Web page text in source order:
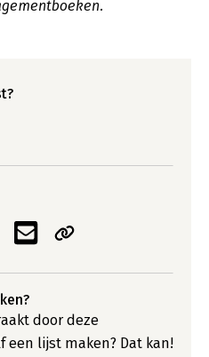
door deze
een lijst maken? Dat kan!